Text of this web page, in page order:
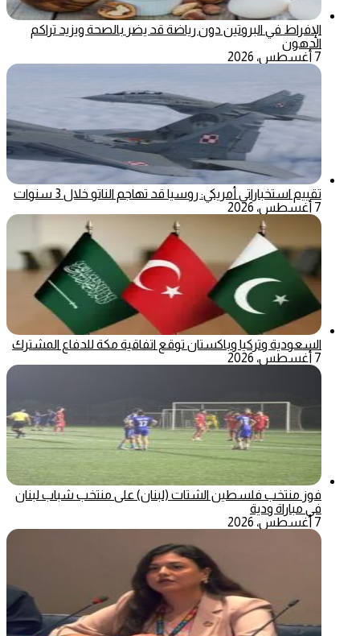
الإفراط في البروتين دون رياضة قد يضر بالصحة ويزيد تراكم
الدهون
7 أغسطس، 2026
تقييم استخباراتي أمريكي: روسيا قد تهاجم الناتو خلال 3 سنوات
7 أغسطس، 2026
السعودية وتركيا وباكستان توقع اتفاقية مكة للدفاع المشترك
7 أغسطس، 2026
فوز منتخب فلسطين الشتات (لبنان) على منتخب شباب لبنان
في مباراة ودية
7 أغسطس، 2026